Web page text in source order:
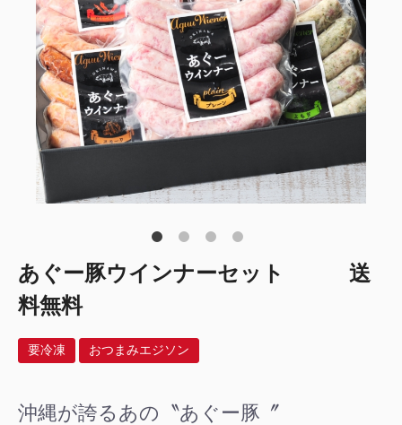
あぐー豚ウインナーセット 送
料無料
要冷凍 おつまみエジソン
沖縄が誇るあの〝あぐー豚〞